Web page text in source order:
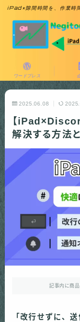
iPad×隙間時間を、作業時
ワードプレス
2025.06.08
【
解決する方法
記事内に商
「改行せずに、